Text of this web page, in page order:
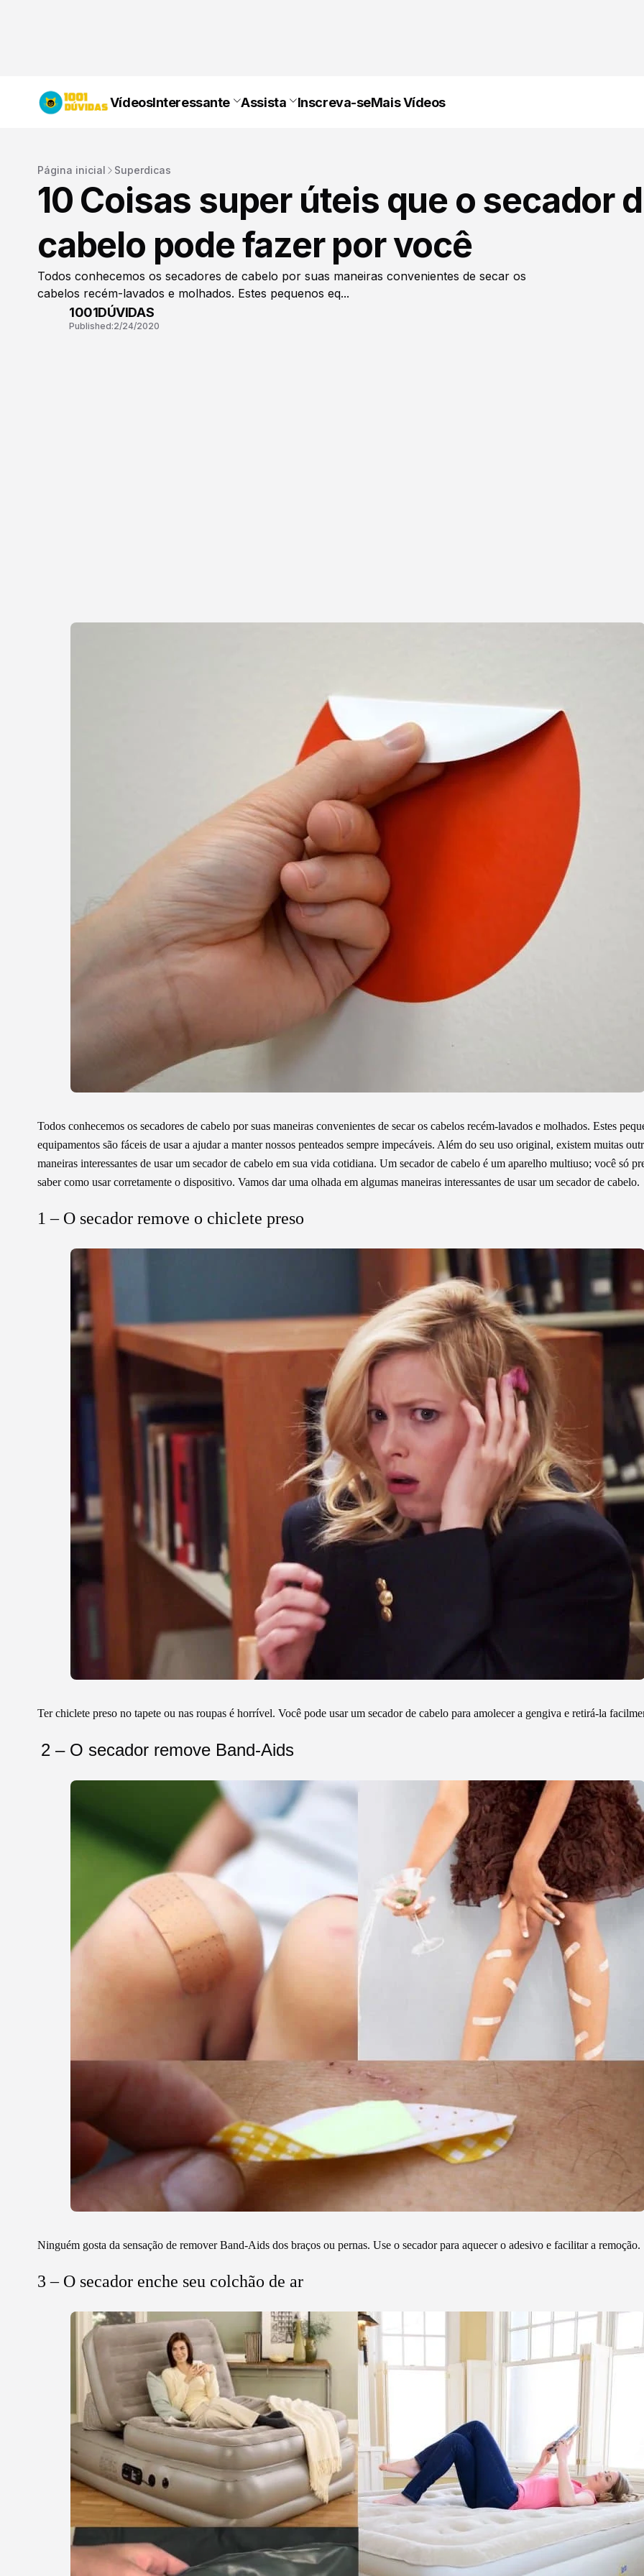
VídeosInteressante Assista Inscreva-seMais Vídeos
Página inicial Superdicas
10 Coisas super úteis que o secador
cabelo pode fazer por você
Todos conhecemos os secadores de cabelo por suas maneiras convenientes de secar os
cabelos recém-lavados e molhados. Estes pequenos eq...
1001DÚVIDAS
Published:2/24/2020
Todos conhecemos os secadores de cabelo por suas maneiras convenientes de secar os cabelos recém-lavados e molhados. Estes
equipamentos são fáceis de usar a ajudar a manter nossos penteados sempre impecáveis. Além do seu uso original, existem muitas
maneiras interessantes de usar um secador de cabelo em sua vida cotidiana. Um secador de cabelo é um aparelho multiuso; você só
saber como usar corretamente o dispositivo. Vamos dar uma olhada em algumas maneiras interessantes de usar um secador de cabelo.
1 – O secador remove o chiclete preso
Ter chiclete preso no tapete ou nas roupas é horrível. Você pode usar um secador de cabelo para amolecer a gengiva e retirá-la
2 – O secador remove Band-Aids
Ninguém gosta da sensação de remover Band-Aids dos braços ou pernas. Use o secador para aquecer o adesivo e facilitar a remoção.
3 – O secador enche seu colchão de ar